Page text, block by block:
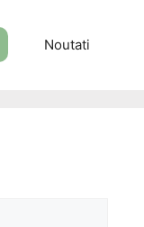
Noutati